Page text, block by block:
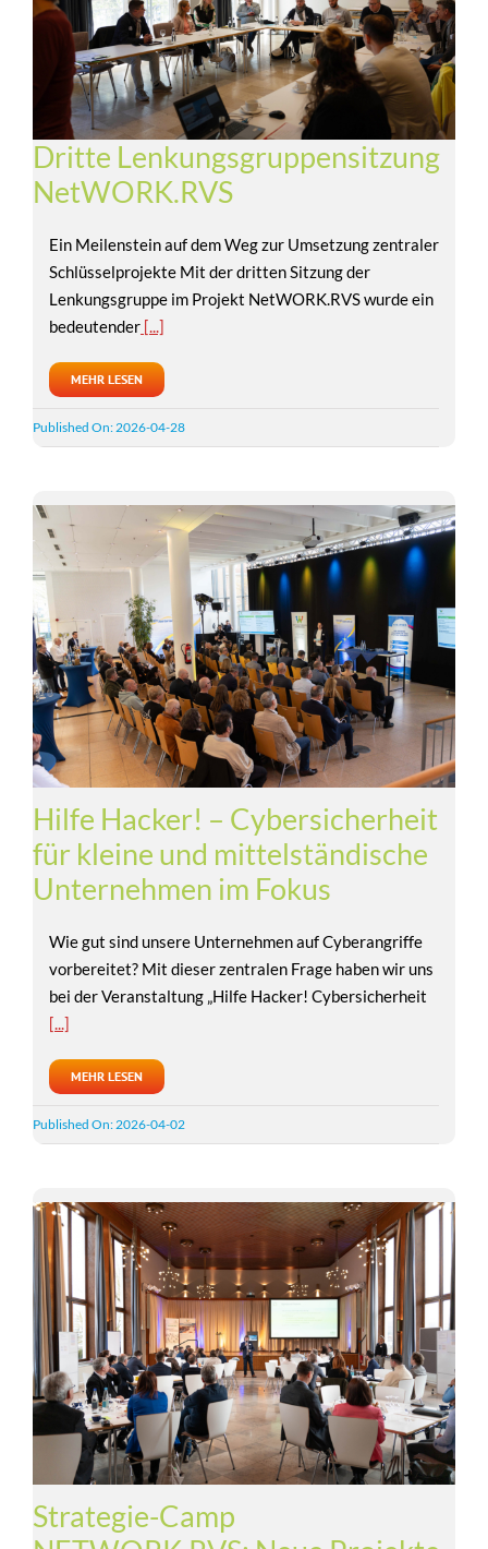
Dritte Lenkungsgruppensitzung
NetWORK.RVS
Ein Meilenstein auf dem Weg zur Umsetzung zentraler
Schlüsselprojekte Mit der dritten Sitzung der
Lenkungsgruppe im Projekt NetWORK.RVS wurde ein
bedeutender[...]
MEHR LESEN
Published On: 2026-04-28
Hilfe Hacker! – Cybersicherheit
für kleine und mittelständische
Unternehmen im Fokus
Wie gut sind unsere Unternehmen auf Cyberangriffe
vorbereitet? Mit dieser zentralen Frage haben wir uns
bei der Veranstaltung „Hilfe Hacker! Cybersicherheit
[...]
MEHR LESEN
Published On: 2026-04-02
Strategie-Camp